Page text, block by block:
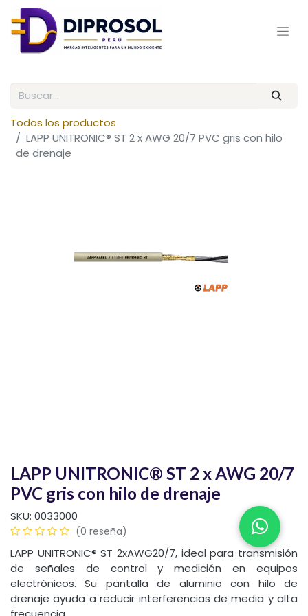
Todos los productos
LAPP UNITRONIC® ST 2 x AWG 20/7 PVC gris con hilo
de drenaje
LAPP UNITRONIC® ST 2 x AWG 20/7
PVC gris con hilo de drenaje
SKU: 0033000
(0 reseña)
LAPP UNITRONIC® ST 2xAWG20/7, ideal para transmisión
de señales de control y medición en equipos
electrónicos. Su pantalla de aluminio con hilo de
drenaje ayuda a reducir interferencias de media y alta